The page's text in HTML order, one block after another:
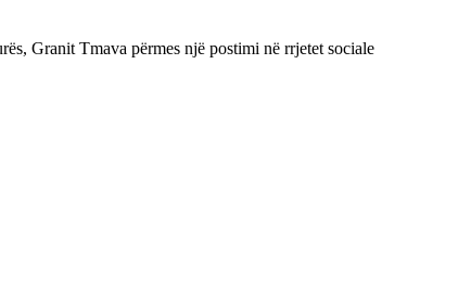
Granit Tmava përmes një postimi në rrjetet sociale